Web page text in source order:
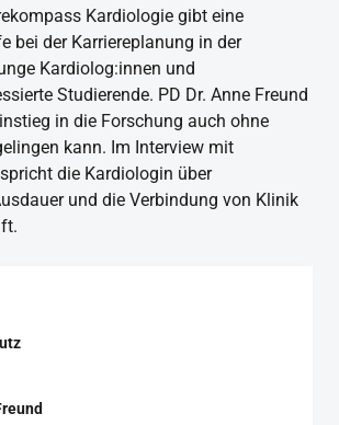
Kardiologie gibt eine
bei der Karriereplanung in der
Kardiolog:innen und
Studierende. PD Dr. Anne Freund
in die Forschung auch ohne
kann. Im Interview mit
die Kardiologin über
und die Verbindung von Klinik